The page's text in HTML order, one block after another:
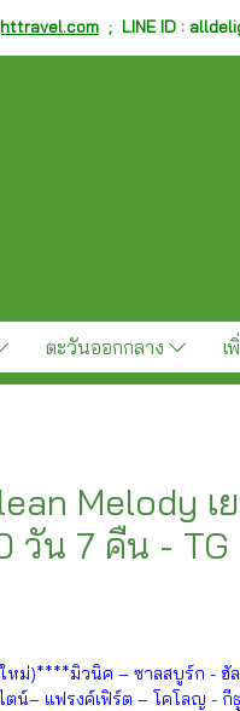
; LINE ID :
ตะวันออกกลาง เ
Melody เ
วัน 7 คืน - TG
ม่)****มิวนิค – ซาลสบูร์ก - ฮัล
น์– แฟรงค์เฟิร์ต – โคโลญ - กี